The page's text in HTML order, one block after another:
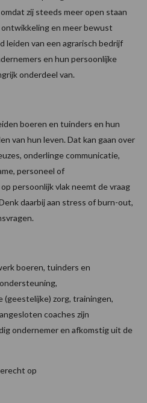
zij steeds meer open staan
en meer bewust
leiden van een agrarisch bedrijf
en hun persoonlijke
onderdeel van.
boeren en tuinders en hun
van hun leven. Dat kan gaan over
onderlinge communicatie,
personeel of
persoonlijk vlak neemt de vraag
daarbij aan stress of burn-out,
boeren, tuinders en
zorg, trainingen,
coaches zijn
ondernemer en afkomstig uit de
op